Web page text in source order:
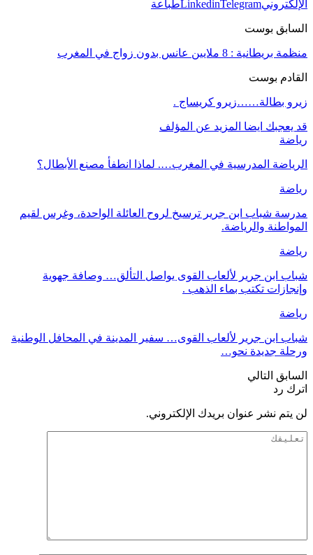
الإلكتروني LinkedinTelegram طباعة
السابق بوست
منظمة بريطانية : 8 ملايين عانس بدون زواج في المغرب
القادم بوست
زيرو بطالة……زيرو كريساج .
قد يعجبك ايضا المزيد عن المؤلف
رياضة
الرياضة المدرسية في المغرب…. لماذا انطفأ مصنع الأبطال؟
رياضة
مدرسة شباب ابن جرير ترسيخ لروح العائلة الواحدة، وغرس لقيم
المواطنة والرياضة.
رياضة
شباب ابن جرير لألعاب القوى يواصل التألق… وصافة جهوية
وإنجازات تكتب بماء الذهب .
رياضة
شباب ابن جرير لألعاب القوى… سفير المدينة في المحافل الوطنية
ورحلة جديدة نحو…
السابق التالي
اترك رد
لن يتم نشر عنوان بريدك الإلكتروني.